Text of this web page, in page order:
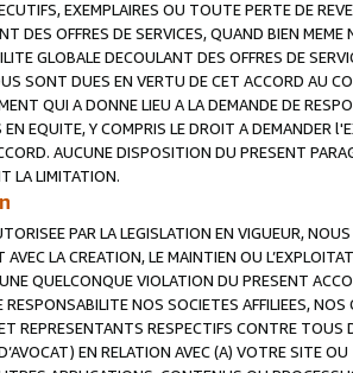
EXEMPLAIRES OU TOUTE PERTE DE
DES OFFRES DE SERVICES, QUAND BIEN
GLOBALE DECOULANT DES OFFRES DE
SONT DUES EN VERTU DE CET ACCORD AU
QUI A DONNE LIEU A LA DEMANDE DE
EQUITE, Y COMPRIS LE DROIT A DEMANDER
AUCUNE DISPOSITION DU PRESENT
LA LIMITATION.
PAR LA LEGISLATION EN VIGUEUR,
AVEC LA CREATION, LE MAINTIEN OU
QUELCONQUE VIOLATION DU PRESENT
RESPONSABILITE NOS SOCIETES AFFILIEES,
REPRESENTANTS RESPECTIFS CONTRE
EN RELATION AVEC (A) VOTRE SITE